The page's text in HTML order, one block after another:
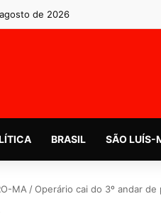
de 2026
BRASIL SÃO LUÍS-
MA / Operário cai do 3º andar de